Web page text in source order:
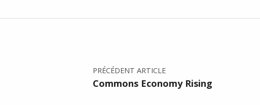
Navigation de l’article
PRÉCÉDENT ARTICLE
Commons Economy Rising